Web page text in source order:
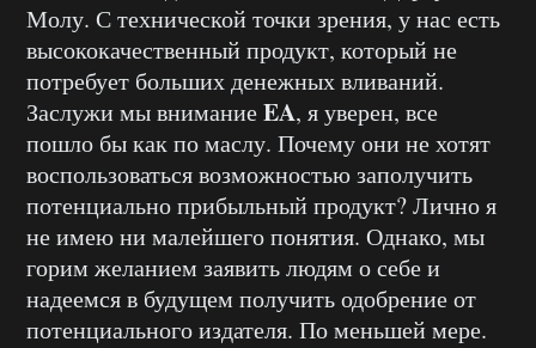
Молу. С технической точки зрения, у нас есть
высококачественный продукт, который не
потребует больших денежных вливаний.
Заслужи мы вниманиеEA, я уверен, все
пошло бы как по маслу. Почему они не хотят
воспользоваться возможностью заполучить
потенциально прибыльный продукт? Лично я
не имею ни малейшего понятия. Однако, мы
горим желанием заявить людям о себе и
надеемся в будущем получить одобрение от
потенциального издателя. По меньшей мере.